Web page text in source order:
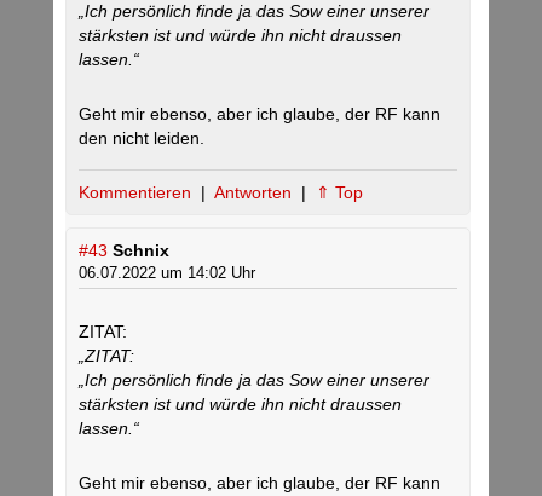
„Ich persönlich finde ja das Sow einer unserer
stärksten ist und würde ihn nicht draussen
lassen.“
Geht mir ebenso, aber ich glaube, der RF kann
den nicht leiden.
Kommentieren | Antworten | ⇑ Top
#43 Schnix
06.07.2022 um 14:02 Uhr
ZITAT:
„ZITAT:
„Ich persönlich finde ja das Sow einer unserer
stärksten ist und würde ihn nicht draussen
lassen.“
Geht mir ebenso, aber ich glaube, der RF kann